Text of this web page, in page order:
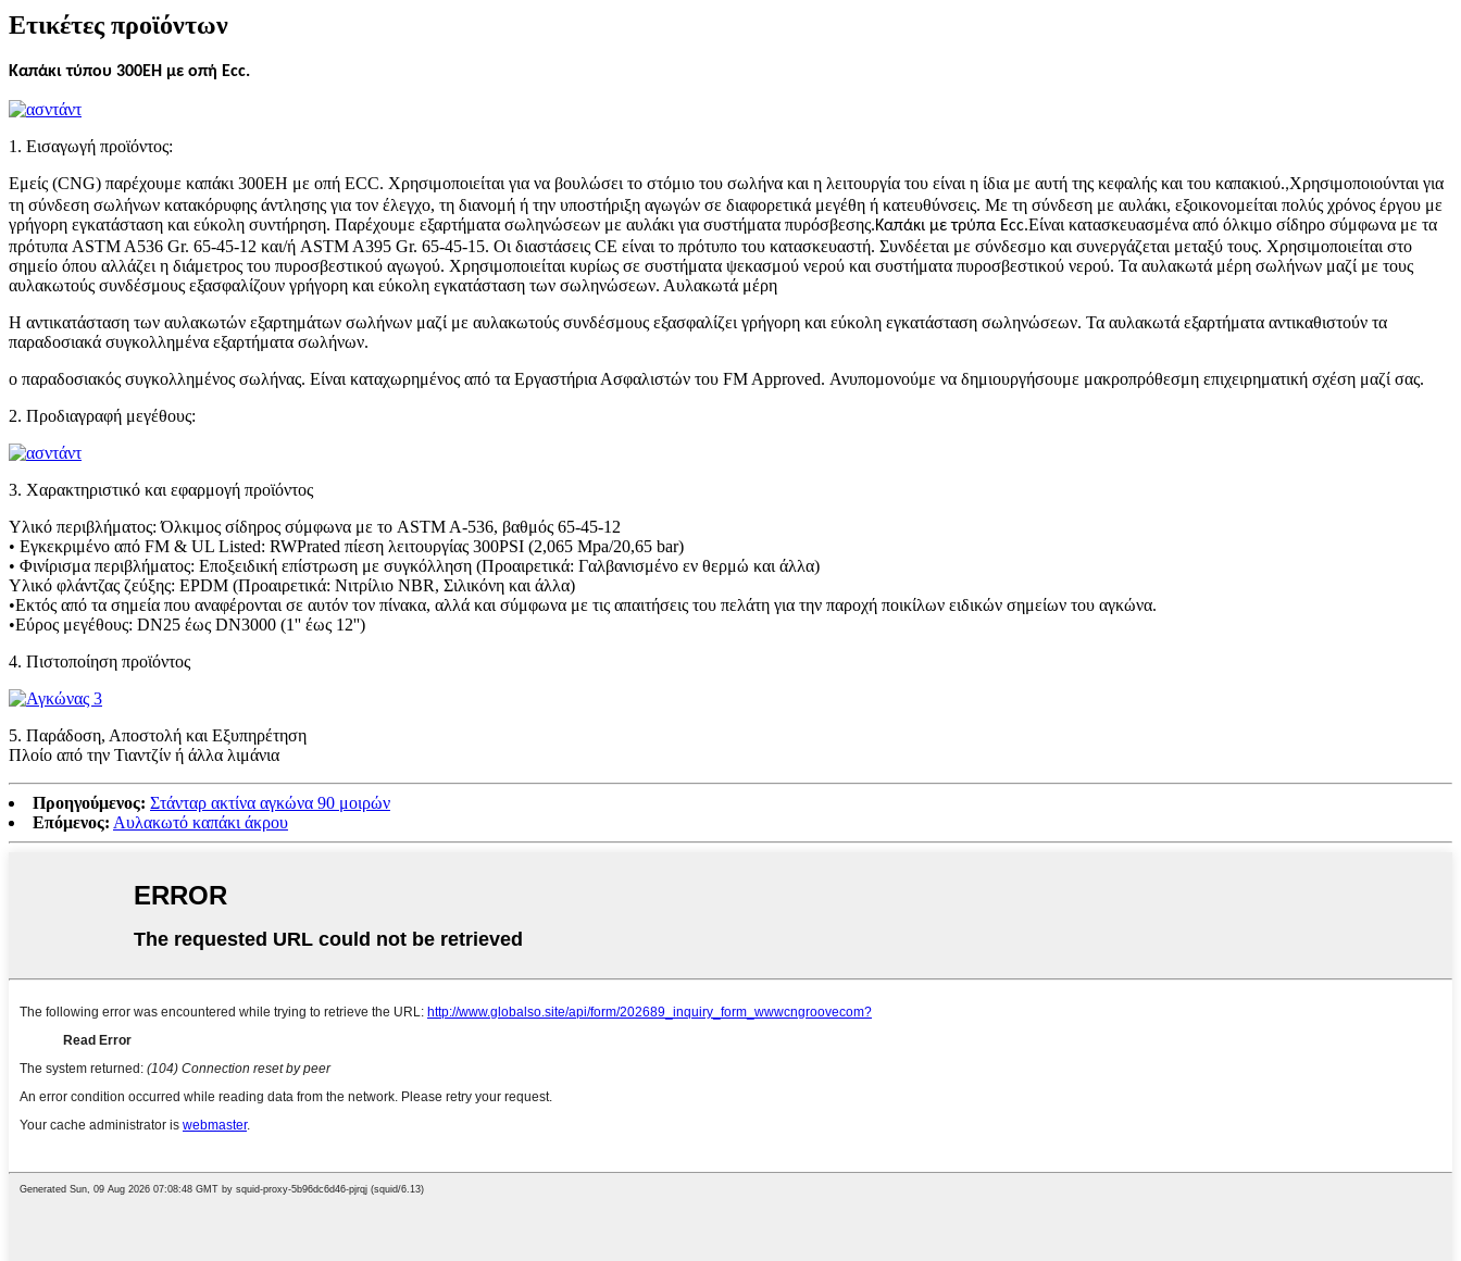
Ετικέτες προϊόντων
Καπάκι τύπου 300EH με οπή Ecc.
1. Εισαγωγή προϊόντος:
Εμείς (CNG) παρέχουμε καπάκι 300EH με οπή ECC. Χρησιμοποιείται για να βουλώσει το στόμιο του σωλήνα και η λειτουργία του είναι η ίδια με αυτή της κεφαλής και του καπακιού.,Χρησιμοποιούνται για
τη σύνδεση σωλήνων κατακόρυφης άντλησης για τον έλεγχο, τη διανομή ή την υποστήριξη αγωγών σε διαφορετικά μεγέθη ή κατευθύνσεις. Με τη σύνδεση με αυλάκι, εξοικονομείται πολύς χρόνος έργου με
γρήγορη εγκατάσταση και εύκολη συντήρηση. Παρέχουμε εξαρτήματα σωληνώσεων με αυλάκι για συστήματα πυρόσβεσης.Καπάκι με τρύπα Ecc.Είναι κατασκευασμένα από όλκιμο σίδηρο σύμφωνα με τα
πρότυπα ASTM A536 Gr. 65-45-12 και/ή ASTM A395 Gr. 65-45-15. Οι διαστάσεις CE είναι το πρότυπο του κατασκευαστή. Συνδέεται με σύνδεσμο και συνεργάζεται μεταξύ τους. Χρησιμοποιείται στο
σημείο όπου αλλάζει η διάμετρος του πυροσβεστικού αγωγού. Χρησιμοποιείται κυρίως σε συστήματα ψεκασμού νερού και συστήματα πυροσβεστικού νερού. Τα αυλακωτά μέρη σωλήνων μαζί με τους
αυλακωτούς συνδέσμους εξασφαλίζουν γρήγορη και εύκολη εγκατάσταση των σωληνώσεων. Αυλακωτά μέρη
Η αντικατάσταση των αυλακωτών εξαρτημάτων σωλήνων μαζί με αυλακωτούς συνδέσμους εξασφαλίζει γρήγορη και εύκολη εγκατάσταση σωληνώσεων. Τα αυλακωτά εξαρτήματα αντικαθιστούν τα
παραδοσιακά συγκολλημένα εξαρτήματα σωλήνων.
ο παραδοσιακός συγκολλημένος σωλήνας. Είναι καταχωρημένος από τα Εργαστήρια Ασφαλιστών του FM Approved. Ανυπομονούμε να δημιουργήσουμε μακροπρόθεσμη επιχειρηματική σχέση μαζί σας.
2. Προδιαγραφή μεγέθους:
3. Χαρακτηριστικό και εφαρμογή προϊόντος
Υλικό περιβλήματος: Όλκιμος σίδηρος σύμφωνα με το ASTM A-536, βαθμός 65-45-12
• Εγκεκριμένο από FM & UL Listed: RWPrated πίεση λειτουργίας 300PSI (2,065 Mpa/20,65 bar)
• Φινίρισμα περιβλήματος: Εποξειδική επίστρωση με συγκόλληση (Προαιρετικά: Γαλβανισμένο εν θερμώ και άλλα)
Υλικό φλάντζας ζεύξης: EPDM (Προαιρετικά: Νιτρίλιο NBR, Σιλικόνη και άλλα)
•Εκτός από τα σημεία που αναφέρονται σε αυτόν τον πίνακα, αλλά και σύμφωνα με τις απαιτήσεις του πελάτη για την παροχή ποικίλων ειδικών σημείων του αγκώνα.
•Εύρος μεγέθους: DN25 έως DN3000 (1'' έως 12'')
4. Πιστοποίηση προϊόντος
5. Παράδοση, Αποστολή και Εξυπηρέτηση
Πλοίο από την Τιαντζίν ή άλλα λιμάνια
Προηγούμενος: Στάνταρ ακτίνα αγκώνα 90 μοιρών
Επόμενος: Αυλακωτό καπάκι άκρου